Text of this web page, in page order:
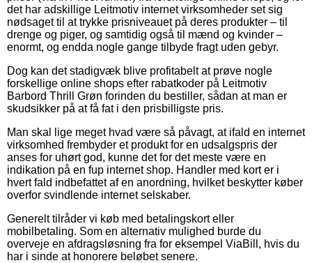
det har adskillige Leitmotiv internet virksomheder set sig
nødsaget til at trykke prisniveauet på deres produkter – til
drenge og piger, og samtidig også til mænd og kvinder –
enormt, og endda nogle gange tilbyde fragt uden gebyr.
Dog kan det stadigvæk blive profitabelt at prøve nogle
forskellige online shops efter rabatkoder på Leitmotiv
Barbord Thrill Grøn forinden du bestiller, sådan at man er
skudsikker på at få fat i den prisbilligste pris.
Man skal lige meget hvad være så påvagt, at ifald en internet
virksomhed frembyder et produkt for en udsalgspris der
anses for uhørt god, kunne det for det meste være en
indikation på en fup internet shop. Handler med kort er i
hvert fald indbefattet af en anordning, hvilket beskytter køber
overfor svindlende internet selskaber.
Generelt tilråder vi køb med betalingskort eller
mobilbetaling. Som en alternativ mulighed burde du
overveje en afdragsløsning fra for eksempel ViaBill, hvis du
har i sinde at honorere beløbet senere.